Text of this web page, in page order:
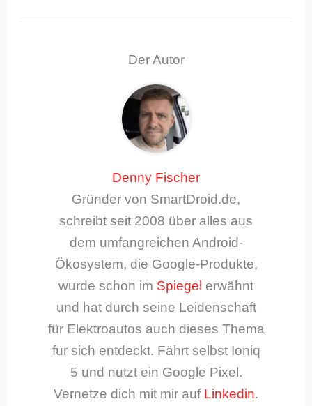
Der Autor
Denny Fischer
Gründer von SmartDroid.de,
schreibt seit 2008 über alles aus
dem umfangreichen Android-
Ökosystem, die Google-Produkte,
wurde schon im Spiegel erwähnt
und hat durch seine Leidenschaft
für Elektroautos auch dieses Thema
für sich entdeckt. Fährt selbst Ioniq
5 und nutzt ein Google Pixel.
Vernetze dich mit mir auf Linkedin.